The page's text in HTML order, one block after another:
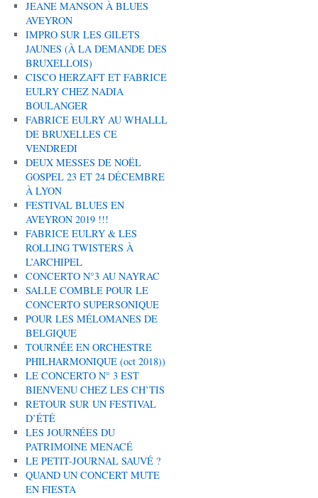
JEANE MANSON À BLUES
AVEYRON
IMPRO SUR LES GILETS
JAUNES (À LA DEMANDE DES
BRUXELLOIS)
CISCO HERZAFT ET FABRICE
EULRY CHEZ NADIA
BOULANGER
FABRICE EULRY AU WHALLL
DE BRUXELLES CE
VENDREDI
DEUX MESSES DE NOËL
GOSPEL 23 ET 24 DÉCEMBRE
À LYON
FESTIVAL BLUES EN
AVEYRON 2019 !!!
FABRICE EULRY & LES
ROLLING TWISTERS À
L’ARCHIPEL
CONCERTO N°3 AU NAYRAC
SALLE COMBLE POUR LE
CONCERTO SUPERSONIQUE
POUR LES MÉLOMANES DE
BELGIQUE
TOURNÉE EN ORCHESTRE
PHILHARMONIQUE (oct 2018))
LE CONCERTO N° 3 EST
BIENVENU CHEZ LES CH’TIS
RETOUR SUR UN FESTIVAL
D’ÉTÉ
LES JOURNÉES DU
PATRIMOINE MENACÉ
LE PETIT-JOURNAL SAUVÉ ?
QUAND UN CONCERT MUTE
EN FIESTA